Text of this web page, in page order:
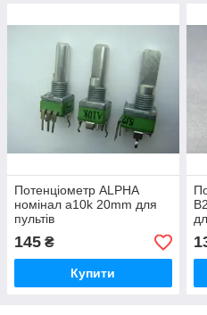
Потенціометр ALPHA
номінал a10k 20mm для
пультів
145 ₴
Купити